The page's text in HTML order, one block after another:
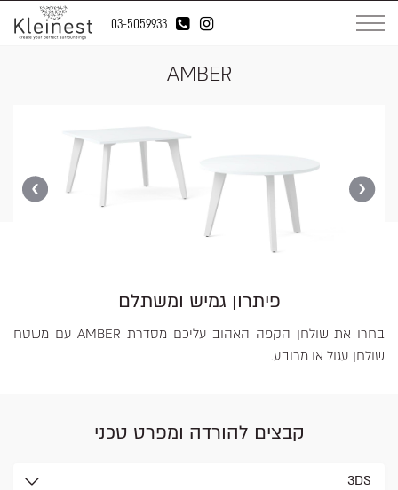
03-5059933
AMBER
פיתרון גמיש ומשתלם
בחרו את שולחן הקפה האהוב עליכם מסדרת AMBER עם משטח
שולחן עגול או מרובע.
קבצים להורדה ומפרט טכני
3DS